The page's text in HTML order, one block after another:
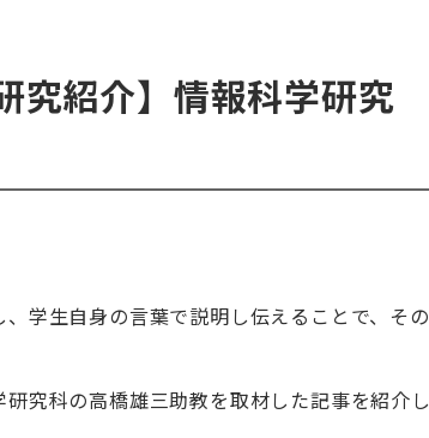
究紹介】情報科学研究
学生自身の言葉で説明し伝えることで、その
究科の高橋雄三助教を取材した記事を紹介し